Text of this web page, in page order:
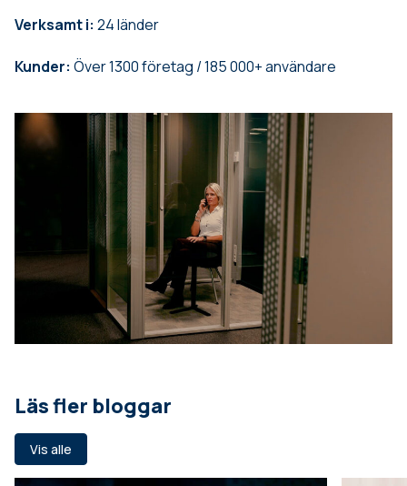
Verksamt i: 24 länder
Kunder: Över 1300 företag / 185 000+ användare
Läs fler bloggar
Vis alle